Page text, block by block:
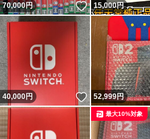
70,000円 いいね！
15,000円
40,000円 いいね！
52,999円
最大10%対象